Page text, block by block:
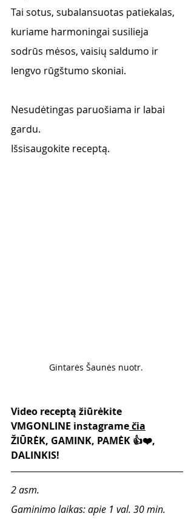
Tai sotus, subalansuotas patiekalas,
kuriame harmoningai susilieja
sodrūs mėsos, vaisių saldumo ir
lengvo rūgštumo skoniai.
Nesudėtingas paruošiama ir labai
gardu.
Išsisaugokite receptą.
Gintarės Šaunės nuotr.
Video receptą žiūrėkite
VMGONLINE instagrame čia
ŽIŪRĖK, GAMINK, PAMĖK 👍❤️,
DALINKIS!
2 asm.
Gaminimo laikas: apie 1 val. 30 min.